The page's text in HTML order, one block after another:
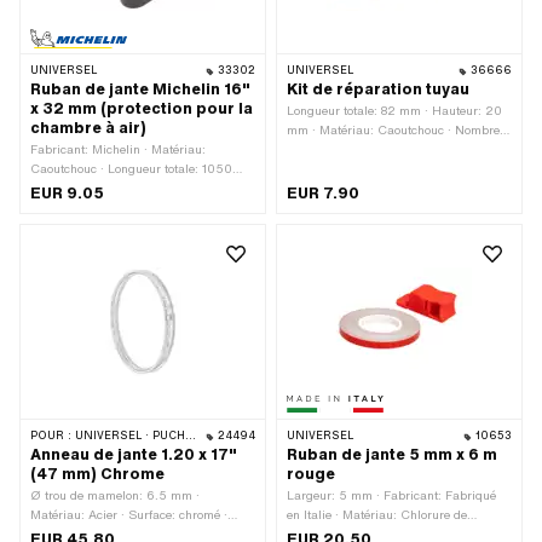
UNIVERSEL 33302
Ruban de jante Michelin 16"
x 32 mm (protection pour la
chambre à air)
Fabricant: Michelin · Matériau:
Caoutchouc · Longueur totale: 1050
mm · Couleur: noir · Largeur: 32 mm ·
EUR 9.05
UNIVERSEL 36666
Kit de réparation tuyau
Longueur totale: 82 mm · Hauteur: 20
mm · Matériau: Caoutchouc · Nombre
EUR 7.90
POUR : UNIVERSEL · PUCH · SACHS · ZÜNDAPP BELMONDO 24494
Anneau de jante 1.20 x 17"
(47 mm) Chrome
Ø trou de mamelon: 6.5 mm ·
Matériau: Acier · Surface: chromé ·
Diamètre nominal: 433 mm · Couleur:
UNIVERSEL 10653
Ruban de jante 5 mm x 6 m
rouge
Largeur: 5 mm · Fabricant: Fabriqué
en Italie · Matériau: Chlorure de
polyvinyle (PVC) · Lieu d'utilisation: